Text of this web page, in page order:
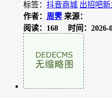
标签： 抖音商城 出招吧
作者： 周霁 来源：
阅读：168
时间：2026-